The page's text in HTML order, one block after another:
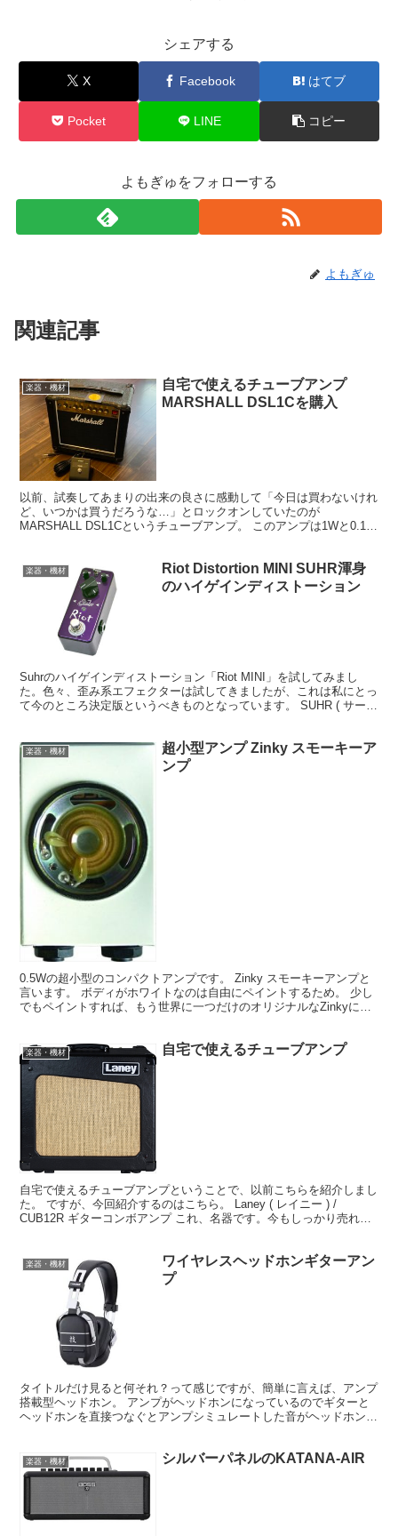
シェアする
X Facebook はてブ
Pocket LINE コピー
よもぎゅをフォローする
よもぎゅ
関連記事
楽器・機材
自宅で使えるチューブアンプ
MARSHALL DSL1Cを購入
以前、試奏してあまりの出来の良さに感動して「今日は買わないけれ
ど、いつかは買うだろうな…」とロックオンしていたのが
MARSHALL DSL1Cというチューブアンプ。 このアンプは1Wと0.1W
楽器・機材
Riot Distortion MINI SUHR渾身
のハイゲインディストーション
Suhrのハイゲインディストーション「Riot MINI」を試してみまし
た。色々、歪み系エフェクターは試してきましたが、これは私にとっ
て今のところ決定版というべきものとなっています。 SUHR ( サー )
楽器・機材
超小型アンプ Zinky スモーキーア
ンプ
0.5Wの超小型のコンパクトアンプです。 Zinky スモーキーアンプと
言います。 ボディがホワイトなのは自由にペイントするため。 少し
でもペイントすれば、もう世界に一つだけのオリジナルなZinkyにな
楽器・機材 自宅で使えるチューブアンプ
自宅で使えるチューブアンプということで、以前こちらを紹介しまし
た。 ですが、今回紹介するのはこちら。 Laney ( レイニー ) /
CUB12R ギターコンボアンプ これ、名器です。今もしっかり売れて
楽器・機材
ワイヤレスヘッドホンギターアン
プ
タイトルだけ見ると何それ？って感じですが、簡単に言えば、アンプ
搭載型ヘッドホン。 アンプがヘッドホンになっているのでギターと
ヘッドホンを直接つなぐとアンプシミュレートした音がヘッドホンか
楽器・機材 シルバーパネルのKATANA-AIR